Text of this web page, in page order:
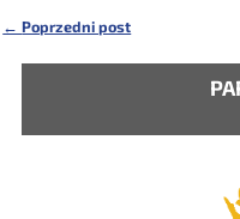
←Poprzedni post